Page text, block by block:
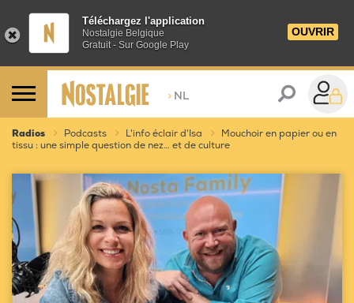
Téléchargez l'application
Nostalgie Belgique
Gratuit - Sur Google Play
OUVRIR
> NL
Radios Podcasts L'info éclair d'Isa
Mouchoir en papier ou en
tissu : une simple question de nez… et de culture